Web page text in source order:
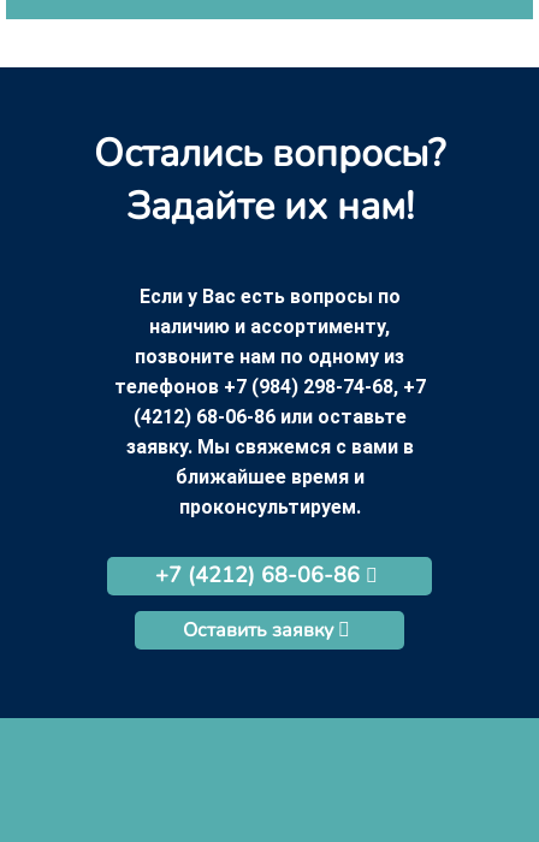
Остались вопросы?
Задайте их нам!
Если у Вас есть вопросы по
наличию и ассортименту,
позвоните нам по одному из
телефонов +7 (984) 298-74-68, +7
(4212) 68-06-86 или оставьте
заявку. Мы свяжемся с вами в
ближайшее время и
проконсультируем.
+7 (4212) 68-06-86
Оставить заявку